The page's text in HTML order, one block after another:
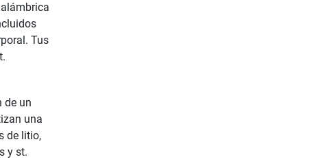
Tus
de un
una
de litio,
y st.